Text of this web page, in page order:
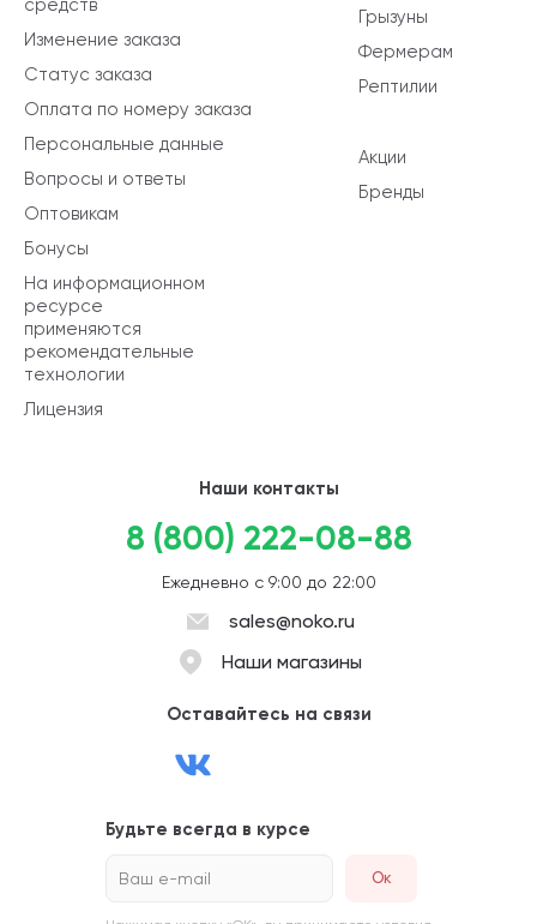
Грызуны
Фермерам
Рептилии
Акции
Бренды
средств
Изменение заказа
Статус заказа
Оплата по номеру заказа
Персональные данные
Вопросы и ответы
Оптовикам
Бонусы
На информационном
ресурсе
применяются
рекомендательные
технологии
Лицензия
Наши контакты
8 (800) 222-08-88
Ежедневно с 9:00 до 22:00
sales@noko.ru
Наши магазины
Оставайтесь на связи
Будьте всегда в курсе
Ваш e-mail